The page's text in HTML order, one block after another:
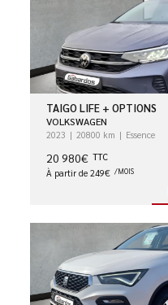
TAIGO LIFE + OPTIONS
VOLKSWAGEN
2023 20800 km Essence
20 980€ TTC
À partir de 249€ /MOIS